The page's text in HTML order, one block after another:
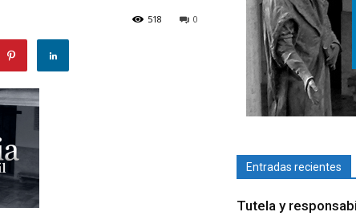
0
518
Entradas recientes
Tutela y